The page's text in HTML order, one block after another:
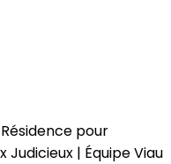
pour
Judicieux | Équipe Viau